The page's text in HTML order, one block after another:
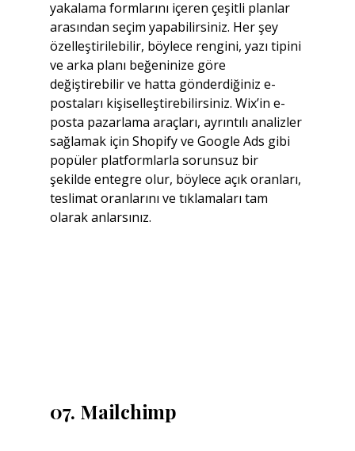
yakalama formlarını içeren çeşitli planlar
arasından seçim yapabilirsiniz. Her şey
özelleştirilebilir, böylece rengini, yazı tipini
ve arka planı beğeninize göre
değiştirebilir ve hatta gönderdiğiniz e-
postaları kişiselleştirebilirsiniz. Wix’in e-
posta pazarlama araçları, ayrıntılı analizler
sağlamak için Shopify ve Google Ads gibi
popüler platformlarla sorunsuz bir
şekilde entegre olur, böylece açık oranları,
teslimat oranlarını ve tıklamaları tam
olarak anlarsınız.
07. Mailchimp